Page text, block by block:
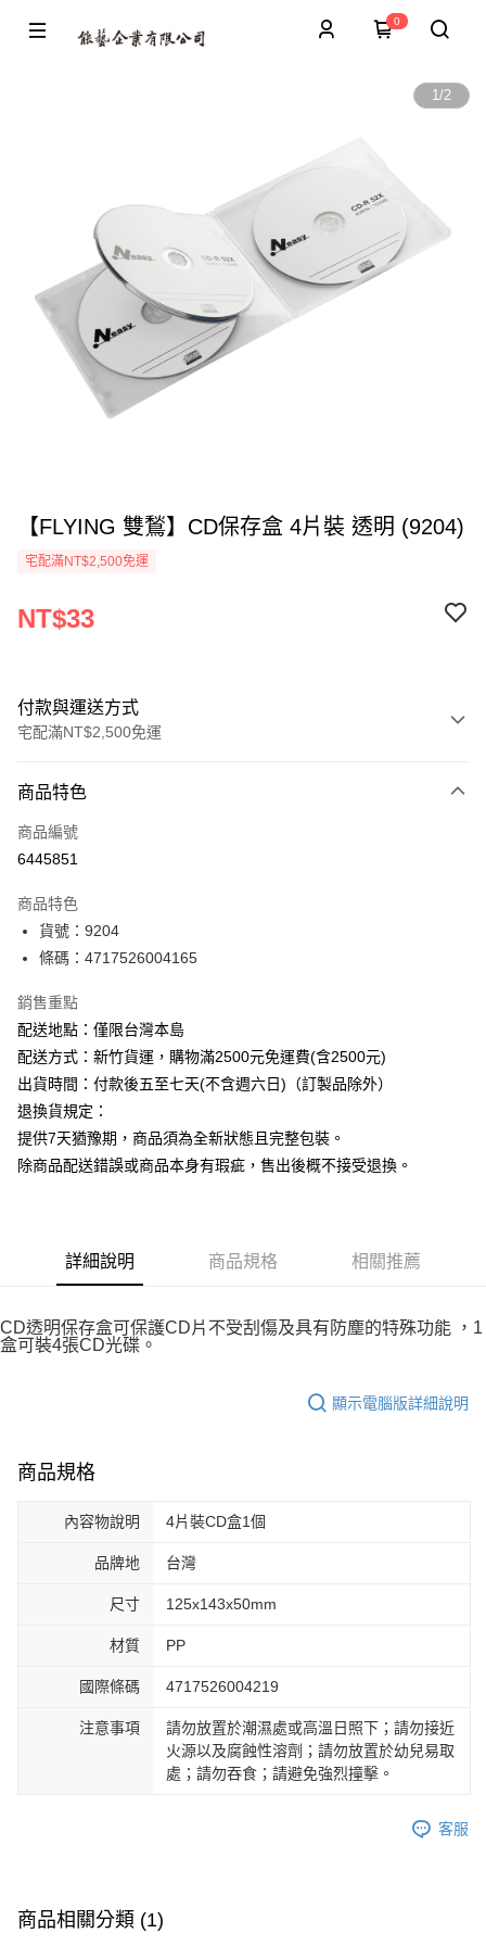
0
1/2
【FLYING 雙鶖】CD保存盒 4片裝 透明 (9204)
宅配滿NT$2,500免運
NT$33
付款與運送方式
宅配滿NT$2,500免運
信用卡一次付款
Apple Pay
悠遊付
ATM付款
運送方式
下單前請先詢問庫存
每筆NT$130，滿NT$2,500(含以上)免運費
商品特色
商品編號
6445851
商品特色
貨號：9204
條碼：4717526004165
銷售重點
配送地點：僅限台灣本島
配送方式：新竹貨運，購物滿2500元免運費(含2500元)
出貨時間：付款後五至七天(不含週六日)（訂製品除外）
退換貨規定：
提供7天猶豫期，商品須為全新狀態且完整包裝。
除商品配送錯誤或商品本身有瑕疵，售出後概不接受退換。
詳細說明 商品規格 相關推薦
CD透明保存盒可保護CD片不受刮傷及具有防塵的特殊功能 ，1
盒可裝4張CD光碟。
顯示電腦版詳細說明
商品規格
內容物說明 4片裝CD盒1個
品牌地 台灣
尺寸 125x143x50mm
材質 PP
國際條碼 4717526004219
注意事項
請勿放置於潮濕處或高溫日照下；請勿接近
火源以及腐蝕性溶劑；請勿放置於幼兒易取
處；請勿吞食；請避免強烈撞擊。
客服
商品相關分類 (1)